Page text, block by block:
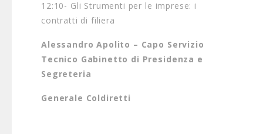
12:10- Gli Strumenti per le imprese: i
contratti di filiera
Alessandro Apolito – Capo Servizio
Tecnico Gabinetto di Presidenza e
Segreteria
Generale Coldiretti